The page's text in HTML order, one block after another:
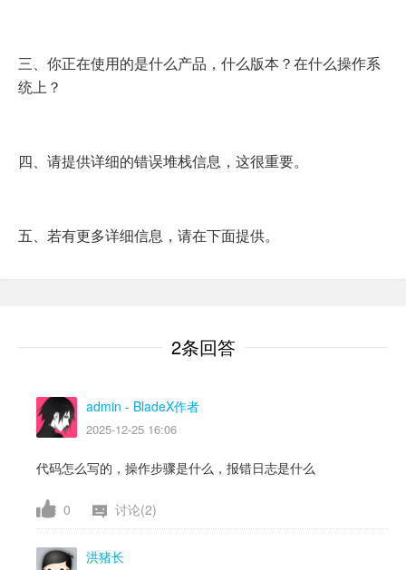
三、你正在使用的是什么产品，什么版本？在什么操作系
统上？
四、请提供详细的错误堆栈信息，这很重要。
五、若有更多详细信息，请在下面提供。
2条回答
admin - BladeX作者
2025-12-25 16:06
代码怎么写的，操作步骤是什么，报错日志是什么
0 讨论(2)
洪猪长